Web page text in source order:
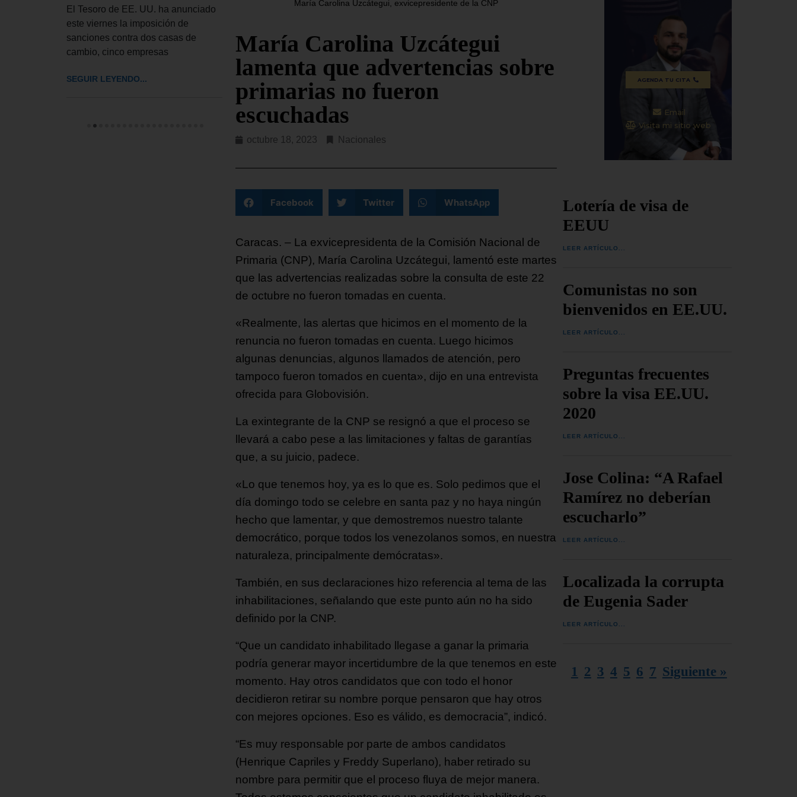
El Tesoro de EE. UU. ha anunciado
este viernes la imposición de
sanciones contra dos casas de
cambio, cinco empresas
SEGUIR LEYENDO...
El Tribunal de Apelaciones de EE.
el presidente Donald Trump deberá
pedir la autorización
El Gobierno de EE. UU. ha
USD$ 2.000 millones en
compromisos con organizaciones
religiosas
SEGUIR LEYENDO...
María Carolina Uzcátegui, exvicepresidente de la CNP
María Carolina Uzcátegui
lamenta que advertencias sobre
primarias no fueron
escuchadas
octubre 18, 2023 Nacionales
Facebook Twitter WhatsApp
Caracas. – La exvicepresidenta de la Comisión Nacional de
Primaria (CNP), María Carolina Uzcátegui, lamentó este martes
que las advertencias realizadas sobre la consulta de este 22
de octubre no fueron tomadas en cuenta.
«Realmente, las alertas que hicimos en el momento de la
renuncia no fueron tomadas en cuenta. Luego hicimos
algunas denuncias, algunos llamados de atención, pero
tampoco fueron tomados en cuenta», dijo en una entrevista
ofrecida para Globovisión.
La exintegrante de la CNP se resignó a que el proceso se
llevará a cabo pese a las limitaciones y faltas de garantías
que, a su juicio, padece.
«Lo que tenemos hoy, ya es lo que es. Solo pedimos que el
día domingo todo se celebre en santa paz y no haya ningún
hecho que lamentar, y que demostremos nuestro talante
democrático, porque todos los venezolanos somos, en nuestra
naturaleza, principalmente demócratas».
También, en sus declaraciones hizo referencia al tema de las
inhabilitaciones, señalando que este punto aún no ha sido
definido por la CNP.
“Que un candidato inhabilitado llegase a ganar la primaria
podría generar mayor incertidumbre de la que tenemos en este
momento. Hay otros candidatos que con todo el honor
decidieron retirar su nombre porque pensaron que hay otros
con mejores opciones. Eso es válido, es democracia”, indicó.
“Es muy responsable por parte de ambos candidatos
(Henrique Capriles y Freddy Superlano), haber retirado su
nombre para permitir que el proceso fluya de mejor manera.
AGENDA TU CITA
Email
Visita mi sitio web
Lotería de visa de
EEUU
LEER ARTÍCULO...
Comunistas no son
bienvenidos en EE.UU.
LEER ARTÍCULO...
Preguntas frecuentes
sobre la visa EE.UU.
2020
LEER ARTÍCULO...
Jose Colina: “A Rafael
Ramírez no deberían
escucharlo”
LEER ARTÍCULO...
Localizada la corrupta
de Eugenia Sader
LEER ARTÍCULO...
1 2 3 4 5 6 7 Siguiente »